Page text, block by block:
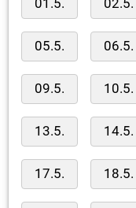
01.5. 02.5.
05.5. 06.5.
09.5. 10.5.
13.5. 14.5.
17.5. 18.5.